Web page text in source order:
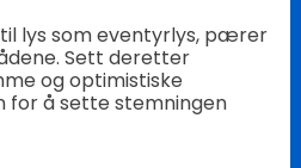
lys som eventyrlys, pærer
Sett deretter
og optimistiske
for å sette stemningen